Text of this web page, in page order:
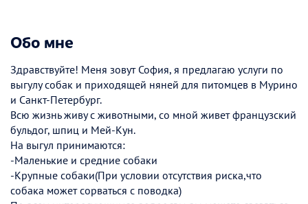
Обо мне
Здравствуйте! Меня зовут София, я предлагаю услуги по
выгулу собак и приходящей няней для питомцев в Мурино
и Санкт-Петербург.
Всю жизнь живу с животными, со мной живет французский
бульдог, шпиц и Мей-Кун.
На выгул принимаются:
-Маленькие и средние собаки
-Крупные собаки(При условии отсутствия риска,что
собака может сорваться с поводка)